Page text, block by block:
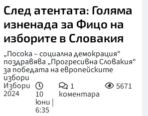
След атентата: Голяма
изненада за Фицо на
изборите в Словакия
„Посока – социална демокрация“
поздравява „Прогресивна Словакия“
за победата на европейските
избори
Избори
2024 10
юни |
6:35
1
коментара
5671